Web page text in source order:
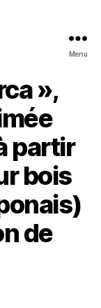
Menu
»,
partir
bois
de